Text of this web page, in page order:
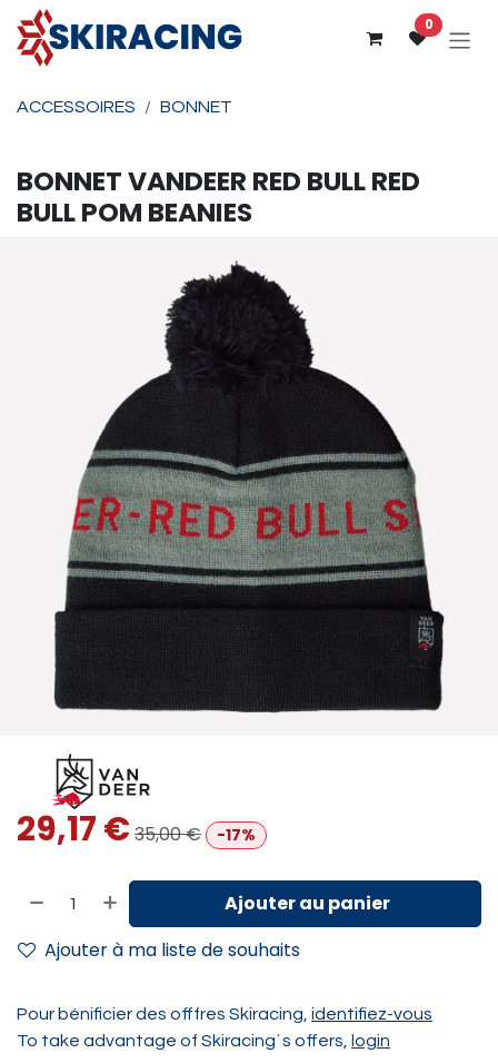
Se rendre au contenu
0
ACCESSOIRES BONNET
BONNETVANDEER RED BULLRED
BULL POM BEANIES
29,17€35,00€ -17%
Ajouter au panier
Ajouter à ma liste de souhaits
Pour bénificier des offfres Skiracing, identifiez-vous
To take advantage of Skiracing´s offers,
login